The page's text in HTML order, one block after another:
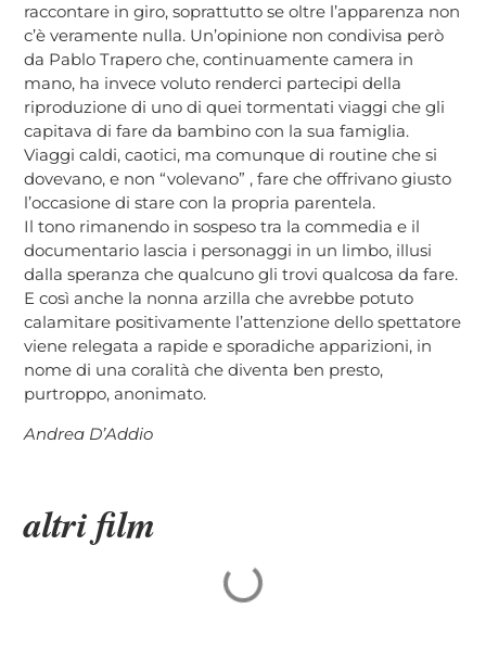
raccontare in giro, soprattutto se oltre l’apparenza non
c’è veramente nulla. Un’opinione non condivisa però
da Pablo Trapero che, continuamente camera in
mano, ha invece voluto renderci partecipi della
riproduzione di uno di quei tormentati viaggi che gli
capitava di fare da bambino con la sua famiglia.
Viaggi caldi, caotici, ma comunque di routine che si
dovevano, e non “volevano” , fare che offrivano giusto
l’occasione di stare con la propria parentela.
Il tono rimanendo in sospeso tra la commedia e il
documentario lascia i personaggi in un limbo, illusi
dalla speranza che qualcuno gli trovi qualcosa da fare.
E così anche la nonna arzilla che avrebbe potuto
calamitare positivamente l’attenzione dello spettatore
viene relegata a rapide e sporadiche apparizioni, in
nome di una coralità che diventa ben presto,
purtroppo, anonimato.
Andrea D’Addio
altri film